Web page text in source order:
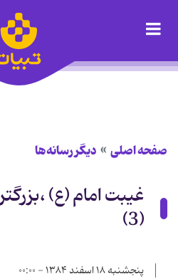
صفحه اصلی دیگر رسانه‌ها
غیبت امام (ع)
(3)
پنجشنبه ۱۸ اسفند ۱۳۸۴ - ۰۰:۰۰